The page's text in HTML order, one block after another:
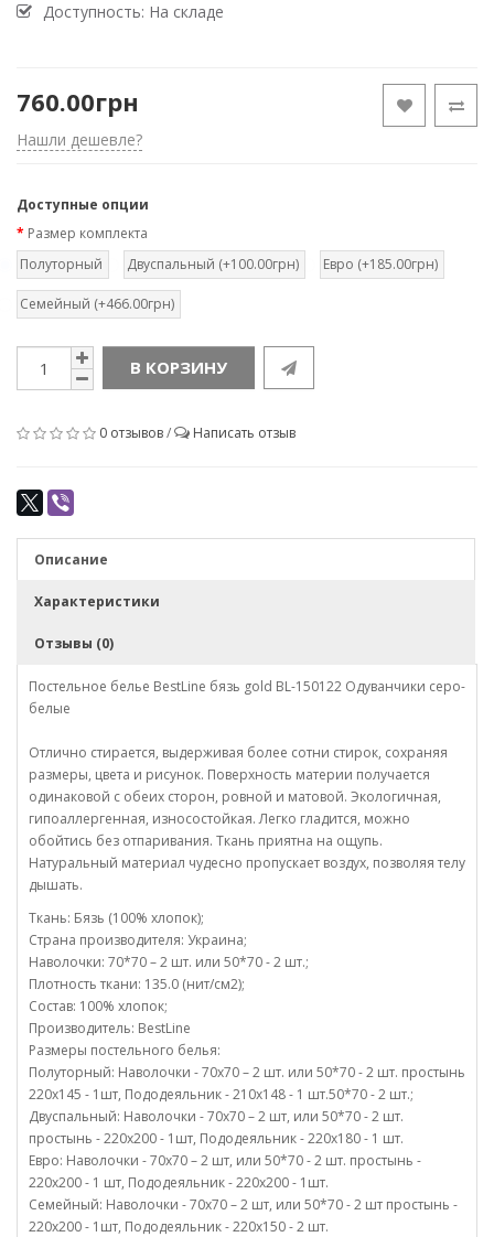
Доступность: На складе
760.00грн
Нашли дешевле?
Доступные опции
Размер комплекта
Полуторный
Двуспальный (+100.00грн) Евро (+185.00грн)
Семейный (+466.00грн)
В КОРЗИНУ
0 отзывов/ Написать отзыв
Описание
Характеристики
Отзывы (0)
Постельное белье BestLine бязь gold BL-150122 Одуванчики серо-
белые
Отлично стирается, выдерживая более сотни стирок, сохраняя
размеры, цвета и рисунок. Поверхность материи получается
одинаковой с обеих сторон, ровной и матовой. Экологичная,
гипоаллергенная, износостойкая. Легко гладится, можно
обойтись без отпаривания. Ткань приятна на ощупь.
Натуральный материал чудесно пропускает воздух, позволяя телу
дышать.
Ткань: Бязь (100% хлопок);
Страна производителя: Украина;
Наволочки: 70*70 – 2 шт. или 50*70 - 2 шт.;
Плотность ткани: 135.0 (нит/см2);
Состав: 100% хлопок;
Производитель: BestLine
Размеры постельного белья:
Полуторный: Наволочки - 70х70 – 2 шт. или 50*70 - 2 шт. простынь
220х145 - 1шт, Пододеяльник - 210х148 - 1 шт.50*70 - 2 шт.;
Двуспальный: Наволочки - 70х70 – 2 шт, или 50*70 - 2 шт.
простынь - 220х200 - 1шт, Пододеяльник - 220х180 - 1 шт.
Евро: Наволочки - 70х70 – 2 шт, или 50*70 - 2 шт. простынь -
220х200 - 1 шт, Пододеяльник - 220х200 - 1шт.
Семейный: Наволочки - 70х70 – 2 шт, или 50*70 - 2 шт простынь -
220х200 - 1шт, Пододеяльник - 220х150 - 2 шт.